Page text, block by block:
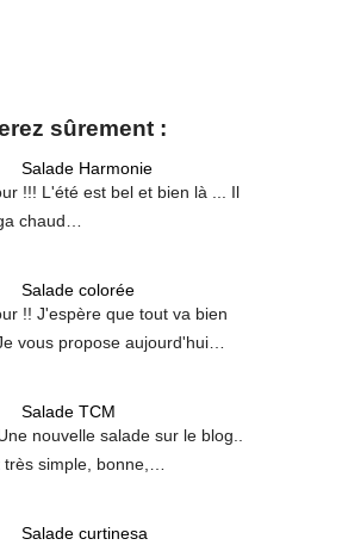
sûrement :
Salade Harmonie
!!! L'été est bel et bien là ... Il
chaud…
Salade colorée
!! J'espère que tout va bien
vous propose aujourd'hui…
Salade TCM
nouvelle salade sur le blog..
simple, bonne,…
Salade curtinesa